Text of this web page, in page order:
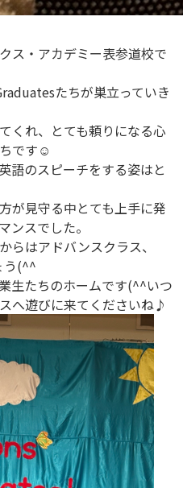
ス・アカデミー表参道校で
たちが巣立っていき
くれ、とても頼りになる心
です☺
語のスピーチをする姿はと
が見守る中とても上手に発
ンスでした。
らはアドバンスクラス、
う(^^
生たちのホームです(^^いつ
へ遊びに来てくださいね♪